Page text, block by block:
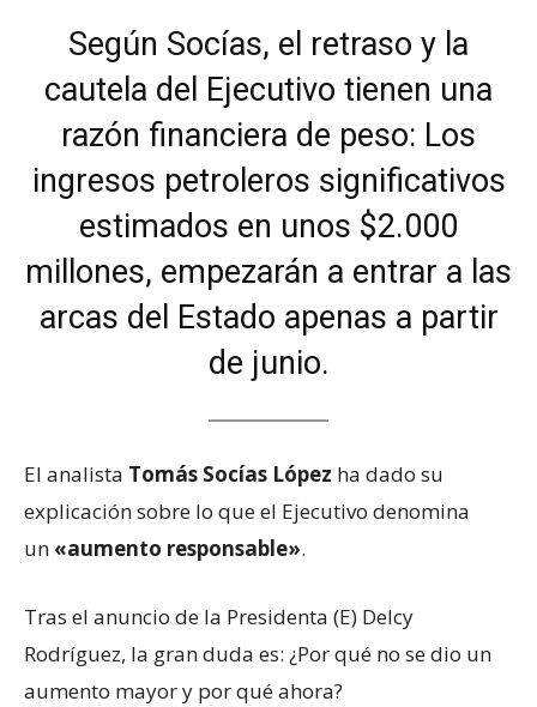
Según Socías, el retraso y la
cautela del Ejecutivo tienen una
razón financiera de peso: Los
ingresos petroleros significativos
estimados en unos $2.000
millones, empezarán a entrar a las
arcas del Estado apenas a partir
de junio.
El analista Tomás Socías López ha dado su
explicación sobre lo que el Ejecutivo denomina
un «aumento responsable».
Tras el anuncio de la Presidenta (E) Delcy
Rodríguez, la gran duda es: ¿Por qué no se dio un
aumento mayor y por qué ahora?